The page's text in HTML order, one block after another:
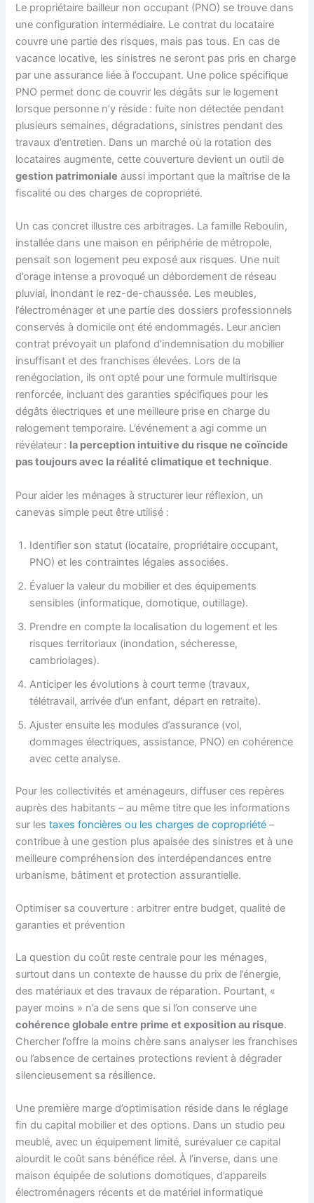
Le propriétaire bailleur non occupant (PNO) se trouve dans
une configuration intermédiaire. Le contrat du locataire
couvre une partie des risques, mais pas tous. En cas de
vacance locative, les sinistres ne seront pas pris en charge
par une assurance liée à l’occupant. Une police spécifique
PNO permet donc de couvrir les dégâts sur le logement
lorsque personne n’y réside : fuite non détectée pendant
plusieurs semaines, dégradations, sinistres pendant des
travaux d’entretien. Dans un marché où la rotation des
locataires augmente, cette couverture devient un outil de
gestion patrimoniale aussi important que la maîtrise de la
fiscalité ou des charges de copropriété.
Un cas concret illustre ces arbitrages. La famille Reboulin,
installée dans une maison en périphérie de métropole,
pensait son logement peu exposé aux risques. Une nuit
d’orage intense a provoqué un débordement de réseau
pluvial, inondant le rez-de-chaussée. Les meubles,
l’électroménager et une partie des dossiers professionnels
conservés à domicile ont été endommagés. Leur ancien
contrat prévoyait un plafond d’indemnisation du mobilier
insuffisant et des franchises élevées. Lors de la
renégociation, ils ont opté pour une formule multirisque
renforcée, incluant des garanties spécifiques pour les
dégâts électriques et une meilleure prise en charge du
relogement temporaire. L’événement a agi comme un
révélateur : la perception intuitive du risque ne coïncide
pas toujours avec la réalité climatique et technique.
Pour aider les ménages à structurer leur réflexion, un
canevas simple peut être utilisé :
Identifier son statut (locataire, propriétaire occupant,
PNO) et les contraintes légales associées.
Évaluer la valeur du mobilier et des équipements
sensibles (informatique, domotique, outillage).
Prendre en compte la localisation du logement et les
risques territoriaux (inondation, sécheresse,
cambriolages).
Anticiper les évolutions à court terme (travaux,
télétravail, arrivée d’un enfant, départ en retraite).
Ajuster ensuite les modules d’assurance (vol,
dommages électriques, assistance, PNO) en cohérence
avec cette analyse.
Pour les collectivités et aménageurs, diffuser ces repères
auprès des habitants – au même titre que les informations
sur lestaxes foncières ou les charges de copropriété –
contribue à une gestion plus apaisée des sinistres et à une
meilleure compréhension des interdépendances entre
urbanisme, bâtiment et protection assurantielle.
Optimiser sa couverture : arbitrer entre budget, qualité de
garanties et prévention
La question du coût reste centrale pour les ménages,
surtout dans un contexte de hausse du prix de l’énergie,
des matériaux et des travaux de réparation. Pourtant, «
payer moins » n’a de sens que si l’on conserve une
cohérence globale entre prime et exposition au risque.
Chercher l’offre la moins chère sans analyser les franchises
ou l’absence de certaines protections revient à dégrader
silencieusement sa résilience.
Une première marge d’optimisation réside dans le réglage
fin du capital mobilier et des options. Dans un studio peu
meublé, avec un équipement limité, surévaluer ce capital
alourdit le coût sans bénéfice réel. À l’inverse, dans une
maison équipée de solutions domotiques, d’appareils
électroménagers récents et de matériel informatique